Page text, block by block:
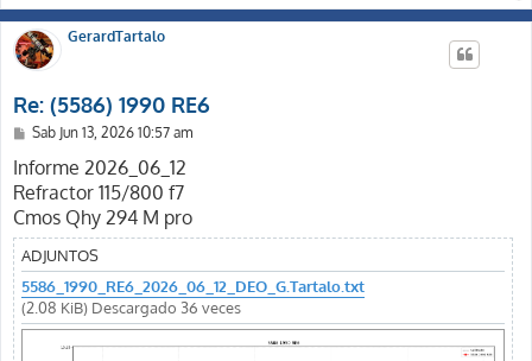
GerardTartalo
Re: (5586) 1990 RE6
M
n
s
a
j
e
Sab Jun 13, 2026 10:57 am
Informe 2026_06_12
Refractor 115/800 f7
Cmos Qhy 294 M pro
ADJUNTOS
5586_1990_RE6_2026_06_12_DEO_G.Tartalo.txt
(2.08 KiB) Descargado 36 veces